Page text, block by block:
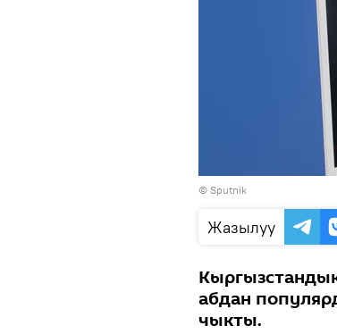
© Sputnik
Жазылуу
абдан
чыкты.